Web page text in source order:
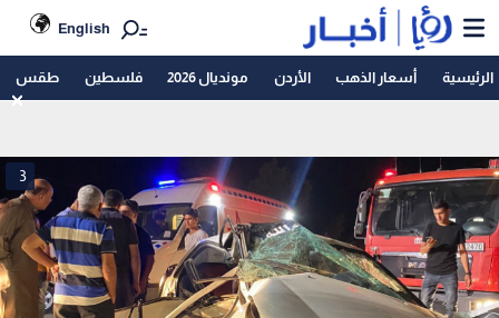
English
الرئيسية أسعار الذهب الأردن مونديال 2026 فلسطين طقس
3